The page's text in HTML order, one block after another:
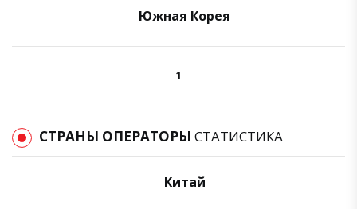
Южная Корея
1
СТРАНЫ ОПЕРАТОРЫ СТАТИСТИКА
Китай